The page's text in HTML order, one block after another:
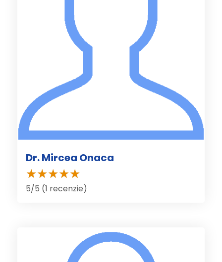
Dr. Mircea Onaca
5/5 (1 recenzie)